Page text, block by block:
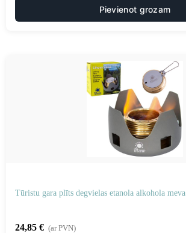
Pievienot grozam
Tūristu gara plīts degvielas etanola alkohola meva
24,85 € (ar PVN)